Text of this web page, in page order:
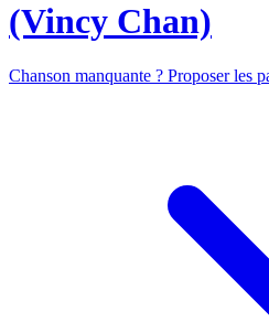
(Vincy Chan)
Chanson manquante ? Proposer les